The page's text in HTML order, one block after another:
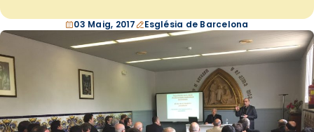
03 Maig, 2017 Església de Barcelona